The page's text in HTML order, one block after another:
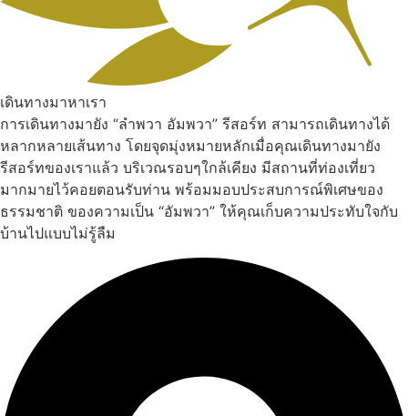
เดินทางมาหาเรา
การเดินทางมายัง “ลำพวา อัมพวา” รีสอร์ท สามารถเดินทางได้
หลากหลายเส้นทาง โดยจุดมุ่งหมายหลักเมื่อคุณเดินทางมายัง
รีสอร์ทของเราแล้ว บริเวณรอบๆใกล้เคียง มีสถานที่ท่องเที่ยว
มากมายไว้คอยตอนรับท่าน พร้อมมอบประสบการณ์พิเศษของ
ธรรมชาติ ของความเป็น “อัมพวา” ให้คุณเก็บความประทับใจกับ
บ้านไปแบบไม่รู้ลืม